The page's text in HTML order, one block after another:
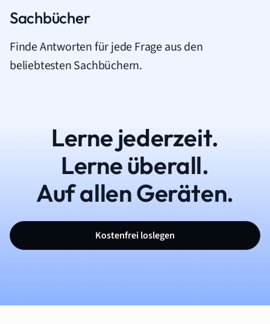
Sachbücher
Finde Antworten für jede Frage aus den
beliebtesten Sachbüchern.
Lerne jederzeit.
Lerne überall.
Auf allen Geräten.
Kostenfrei loslegen